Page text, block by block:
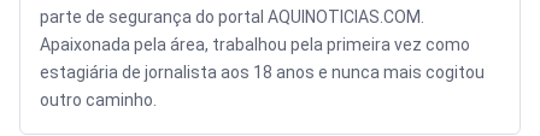
parte de segurança do portal AQUINOTICIAS.COM.
Apaixonada pela área, trabalhou pela primeira vez como
estagiária de jornalista aos 18 anos e nunca mais cogitou
outro caminho.